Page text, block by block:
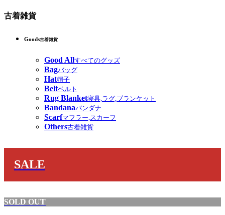
古着雑貨
Goods古着雑貨
Good Allすべてのグッズ
Bagバッグ
Hat帽子
Beltベルト
Rug Blanket寝具,ラグ,ブランケット
Bandanaバンダナ
Scarfマフラー,スカーフ
Others古着雑貨
SALE
SOLD OUT